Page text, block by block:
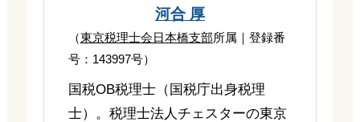
河合 厚
（東京税理士会日本橋支部所属｜登録番
号：143997号）
国税OB税理士（国税庁出身税理
士）。税理士法人チェスターの東京